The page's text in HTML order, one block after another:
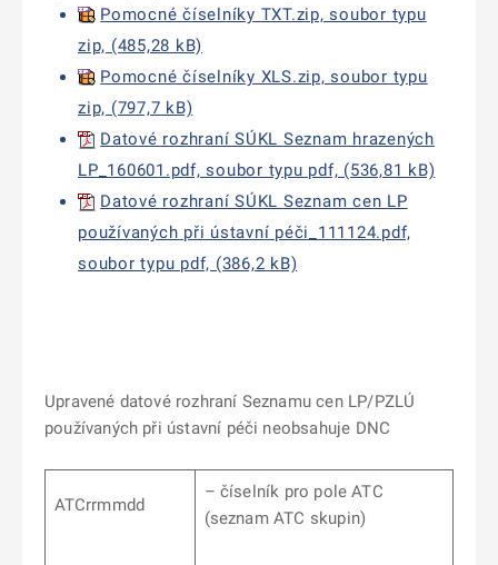
Pomocné číselníky TXT.zip, soubor typu
zip, (485,28 kB)
Pomocné číselníky XLS.zip, soubor typu
zip, (797,7 kB)
Datové rozhraní SÚKL Seznam hrazených
LP_160601.pdf, soubor typu pdf, (536,81 kB)
Datové rozhraní SÚKL Seznam cen LP
používaných při ústavní péči_111124.pdf,
soubor typu pdf, (386,2 kB)
Upravené datové rozhraní Seznamu cen LP/PZLÚ
používaných při ústavní péči neobsahuje DNC
ATCrrmmdd
– číselník pro pole ATC
(seznam ATC skupin)